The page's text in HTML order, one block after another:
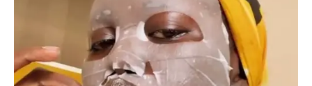
ACTIVAR AHORA